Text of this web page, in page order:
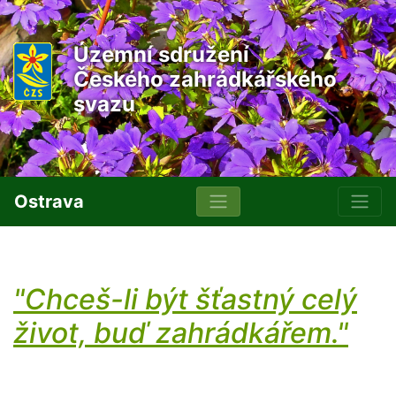
Územní sdružení
Českého zahrádkářského
svazu
Ostrava
"Chceš-li být šťastný celý
život, buď zahrádkářem."